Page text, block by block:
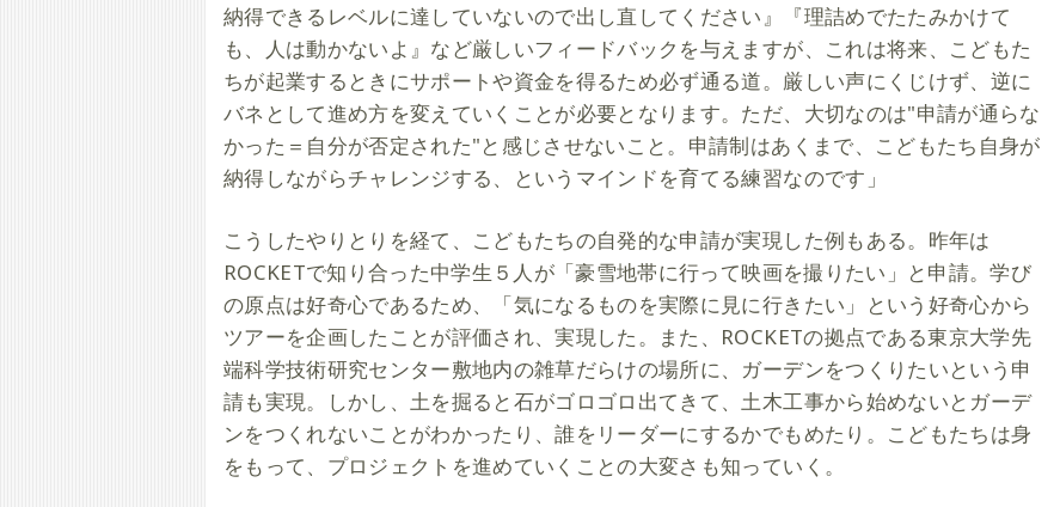
納得できるレベルに達していないので出し直してください』『理詰めでたたみかけて
も、人は動かないよ』など厳しいフィードバックを与えますが、これは将来、こどもた
ちが起業するときにサポートや資金を得るため必ず通る道。厳しい声にくじけず、逆に
バネとして進め方を変えていくことが必要となります。ただ、大切なのは"申請が通らな
かった＝自分が否定された"と感じさせないこと。申請制はあくまで、こどもたち自身が
納得しながらチャレンジする、というマインドを育てる練習なのです」
こうしたやりとりを経て、こどもたちの自発的な申請が実現した例もある。昨年は
ROCKETで知り合った中学生５人が「豪雪地帯に行って映画を撮りたい」と申請。学び
の原点は好奇心であるため、「気になるものを実際に見に行きたい」という好奇心から
ツアーを企画したことが評価され、実現した。また、ROCKETの拠点である東京大学先
端科学技術研究センター敷地内の雑草だらけの場所に、ガーデンをつくりたいという申
請も実現。しかし、土を掘ると石がゴロゴロ出てきて、土木工事から始めないとガーデ
ンをつくれないことがわかったり、誰をリーダーにするかでもめたり。こどもたちは身
をもって、プロジェクトを進めていくことの大変さも知っていく。